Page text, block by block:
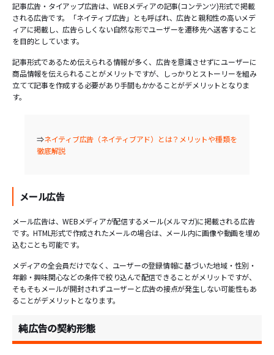
記事広告・タイアップ広告は、WEBメディアの記事(コンテンツ)形式で掲載
される広告です。「ネイティブ広告」とも呼ばれ、広告と親和性の高いメデ
ィアに掲載し、広告らしくない自然な形でユーザーを遷移先へ送客すること
を目的としています。
記事形式であるため伝えられる情報が多く、広告を意識させずにユーザーに
商品情報を伝えられることがメリットですが、しっかりとストーリーを組み
立てて記事を作成する必要があり手間もかかることがデメリットとなりま
す。
⇒ネイティブ広告（ネイティブアド）とは？メリットや種類を
徹底解説
メール広告
メール広告は、WEBメディアが配信するメール(メルマガ)に掲載される広告
です。HTML形式で作成されたメールの場合は、メール内に画像や動画を埋め
込むことも可能です。
メディアの全会員だけでなく、ユーザーの登録情報に基づいた地域・性別・
年齢・興味関心などの条件で絞り込んで配信できることがメリットですが、
そもそもメールが開封されずユーザーと広告の接点が発生しない可能性もあ
ることがデメリットとなります。
純広告の契約形態